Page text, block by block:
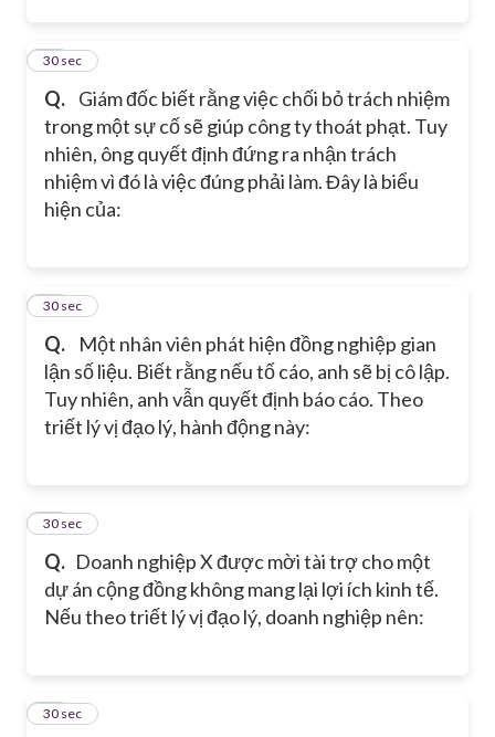
Q. Giám đốc biết rằng việc chối bỏ trách nhiệm
trong một sự cố sẽ giúp công ty thoát phạt. Tuy
nhiên, ông quyết định đứng ra nhận trách
nhiệm vì đó là việc đúng phải làm. Đây là biểu
hiện của:
17
30 sec
Q.
Một nhân viên phát hiện đồng nghiệp gian
lận số liệu. Biết rằng nếu tố cáo, anh sẽ bị cô lập.
Tuy nhiên, anh vẫn quyết định báo cáo. Theo
triết lý vị đạo lý, hành động này:
18
30 sec
Q. Doanh nghiệp X được mời tài trợ cho một
dự án cộng đồng không mang lại lợi ích kinh tế.
Nếu theo triết lý vị đạo lý, doanh nghiệp nên:
19
30 sec
20
30 sec